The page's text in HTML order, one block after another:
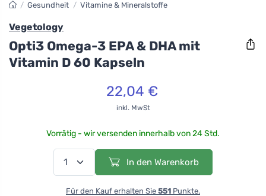
/ Gesundheit / Vitamine & Mineralstoffe
Vegetology
Opti3 Omega-3 EPA & DHA mit
Vitamin D 60 Kapseln
22,04 €
inkl. MwSt
Vorrätig - wir versenden innerhalb von 24 Std.
In den Warenkorb
Für den Kauf erhalten Sie 551 Punkte.